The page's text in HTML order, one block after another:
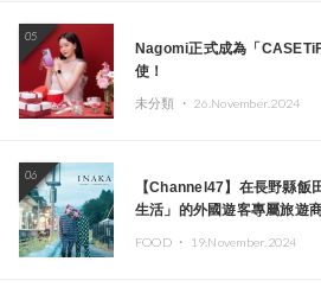
05
Nagomi正式成為「
使！
未分類 ・ 26.November.2024
06
【Channel47】在長野縣飯
生活」的外國遊客專屬旅遊
FOOD ・ 19.November.2024